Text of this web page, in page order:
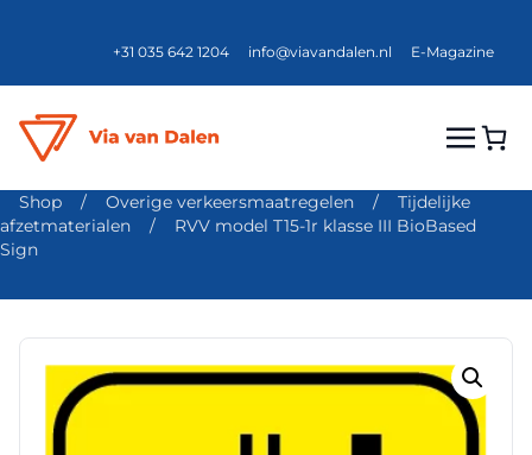
+31 035 642 1204 info@viavandalen.nl E-Magazine
Shop / Overige verkeersmaatregelen /
Tijdelijke
afzetmaterialen
/
RVV model T15-1r klasse III BioBased
Sign